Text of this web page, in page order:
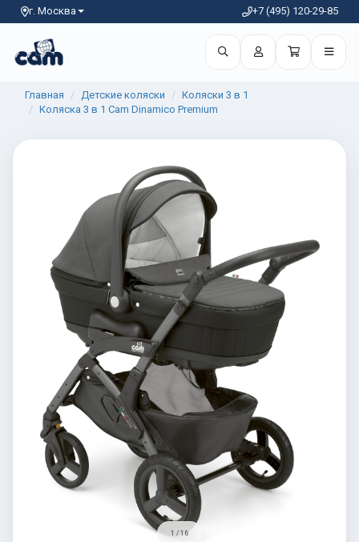
г. Москва +7 (495) 120-29-85
Главная Детские коляски
Коляски 3 в 1
Коляска 3 в 1 Cam Dinamico Premium
1 / 16